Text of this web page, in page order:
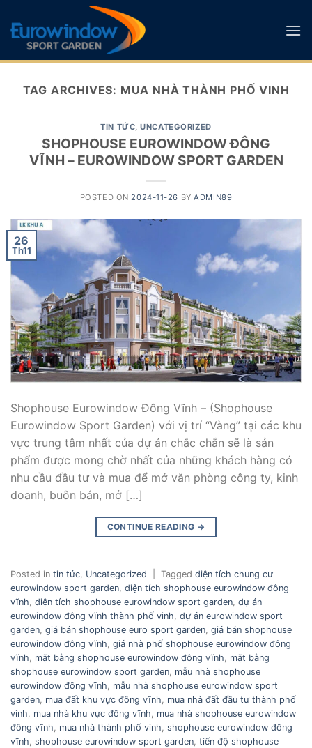
content
TAG ARCHIVES: MUA NHÀ THÀNH PHỐ VINH
TIN TỨC,UNCATEGORIZED
SHOPHOUSE EUROWINDOW ĐÔNG
VĨNH – EUROWINDOW SPORT GARDEN
POSTED ON 2024-11-26 BYADMIN89
26
Th11
Shophouse Eurowindow Đông Vĩnh – (Shophouse
Eurowindow Sport Garden) với vị trí “Vàng” tại các khu
vực trung tâm nhất của dự án chắc chắn sẽ là sản
phẩm được mong chờ nhất của những khách hàng có
nhu cầu đầu tư và mua để mở văn phòng công ty, kinh
doanh, buôn bán, mở […]
CONTINUE READING →
Posted in tin tức, Uncategorized Tagged diện tích chung cư
eurowindow sport garden, diện tích shophouse eurowindow đông
vĩnh, diện tích shophouse eurowindow sport garden, dự án
eurowindow đông vĩnh thành phố vinh, dự án eurowindow sport
garden, giá bán shophouse euro sport garden, giá bán shophouse
eurowindow đông vĩnh, giá nhà phố shophouse eurowindow đông
vĩnh, mặt bằng shophouse eurowindow đông vĩnh, mặt bằng
shophouse eurowindow sport garden, mẫu nhà shophouse
eurowindow đông vĩnh, mẫu nhà shophouse eurowindow sport
garden, mua đất khu vực đông vĩnh, mua nhà đất đầu tư thành phố
vinh, mua nhà khu vực đông vĩnh, mua nhà shophouse eurowindow
đông vĩnh, mua nhà thành phố vinh, shophouse eurowindow đông
vĩnh, shophouse eurowindow sport garden, tiến độ shophouse